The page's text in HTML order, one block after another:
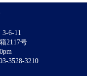
6-11
2117号
3528-3210